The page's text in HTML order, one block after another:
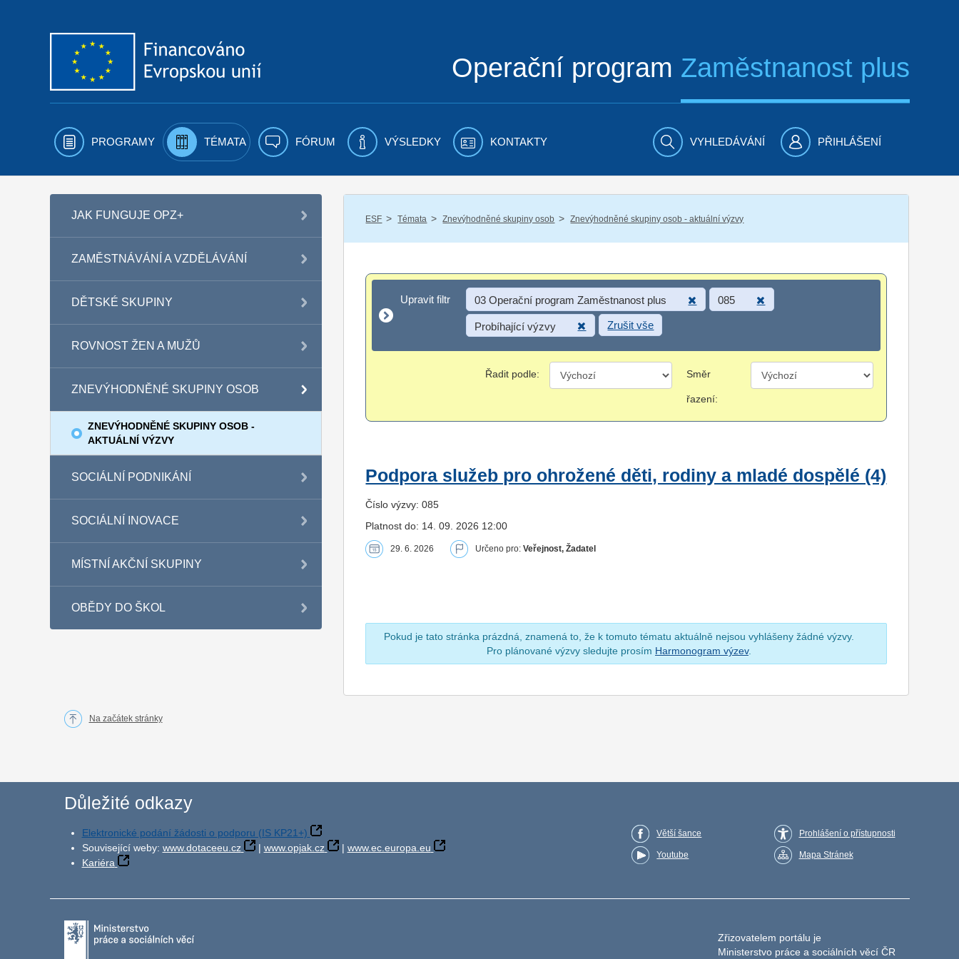
Operační program Zaměstnanost plus
PROGRAMY TÉMATA FÓRUM VÝSLEDKY KONTAKTY VYHLEDÁVÁNÍ PŘIHLÁŠENÍ
JAK FUNGUJE OPZ+
ZAMĚSTNÁVÁNÍ A VZDĚLÁVÁNÍ
DĚTSKÉ SKUPINY
ROVNOST ŽEN A MUŽŮ
ZNEVÝHODNĚNÉ SKUPINY OSOB
ZNEVÝHODNĚNÉ SKUPINY OSOB -
AKTUÁLNÍ VÝZVY
SOCIÁLNÍ PODNIKÁNÍ
SOCIÁLNÍ INOVACE
MÍSTNÍ AKČNÍ SKUPINY
OBĚDY DO ŠKOL
ESF / Témata / Znevýhodněné skupiny osob / Znevýhodněné skupiny osob - aktuální výzvy
Upravit filtr
Upravit filtr 03 Operační program Zaměstnanost plus 085
Probíhající výzvy Zrušit vše
Řadit podle: Směr
řazení:
Podpora služeb pro ohrožené děti, rodiny a mladé dospělé (4)
Číslo výzvy: 085
Platnost do: 14. 09. 2026 12:00
29. 6. 2026 Určeno pro:Veřejnost, Žadatel
Pokud je tato stránka prázdná, znamená to, že k tomuto tématu aktuálně nejsou vyhlášeny žádné výzvy.
Pro plánované výzvy sledujte prosím Harmonogram výzev.
Na začátek stránky
Důležité odkazy
Elektronické podání žádosti o podporu (IS KP21+)
Související weby: www.dotaceeu.cz | www.opjak.cz | www.ec.europa.eu
Kariéra
Větší šance
Youtube
Prohlášení o přístupnosti
Mapa Stránek
Zřizovatelem portálu je
Ministerstvo práce a sociálních věcí ČR